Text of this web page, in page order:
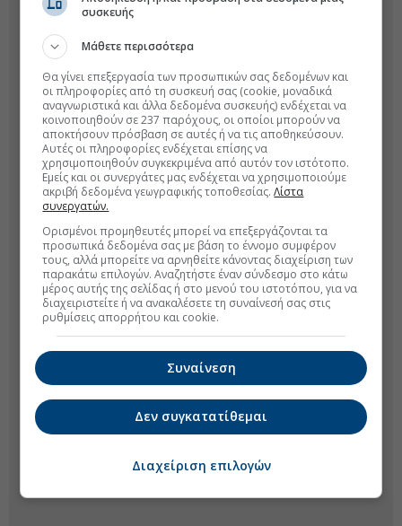
συσκευής
Μάθετε περισσότερα
Θα γίνει επεξεργασία των προσωπικών σας δεδομένων και
οι πληροφορίες από τη συσκευή σας (cookie, μοναδικά
αναγνωριστικά και άλλα δεδομένα συσκευής) ενδέχεται να
κοινοποιηθούν σε 237 παρόχους, οι οποίοι μπορούν να
αποκτήσουν πρόσβαση σε αυτές ή να τις αποθηκεύσουν.
Αυτές οι πληροφορίες ενδέχεται επίσης να
χρησιμοποιηθούν συγκεκριμένα από αυτόν τον ιστότοπο.
Εμείς και οι συνεργάτες μας ενδέχεται να χρησιμοποιούμε
ακριβή δεδομένα γεωγραφικής τοποθεσίας.Λίστα
συνεργατών.
Ορισμένοι προμηθευτές μπορεί να επεξεργάζονται τα
προσωπικά δεδομένα σας με βάση το έννομο συμφέρον
τους, αλλά μπορείτε να αρνηθείτε κάνοντας διαχείριση των
παρακάτω επιλογών. Αναζητήστε έναν σύνδεσμο στο κάτω
μέρος αυτής της σελίδας ή στο μενού του ιστοτόπου, για να
διαχειριστείτε ή να ανακαλέσετε τη συναίνεσή σας στις
ρυθμίσεις απορρήτου και cookie.
Συναίνεση
Δεν συγκατατίθεμαι
Διαχείριση επιλογών